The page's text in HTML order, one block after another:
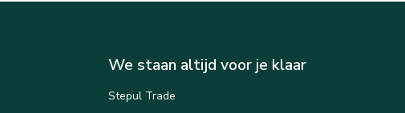
We staan altijd voor je klaar
Stepul Trade